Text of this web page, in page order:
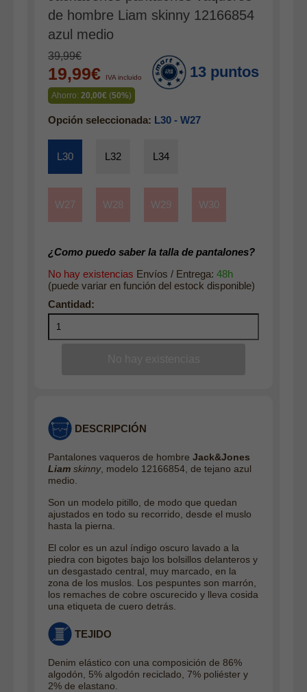
Gabardina verano hombre
Pana mujer
Ropa interior
de hombre Liam skinny 12166854
azul medio
39,99€
19,99€ IVA incluido
Ahorro: 20,00€ (50%)
13 puntos
Opción seleccionada: L30 - W27
L30 L32 L34
W27 W28 W29 W30
¿Como puedo saber la talla de pantalones?
No hay existencias Envíos / Entrega: 48h
(puede variar en función del estock disponible)
DESCRIPCIÓN
Pantalones vaqueros de hombre Jack&Jones
Liam skinny, modelo 12166854, de tejano azul
medio.
Son un modelo pitillo, de modo que quedan
ajustados en todo su recorrido, desde el muslo
hasta la pierna.
El color es un azul índigo oscuro lavado a la
piedra con bigotes bajo los bolsillos delanteros y
un desgastado central, muy marcado, en la
zona de los muslos. Los pespuntes son marrón,
los remaches de cobre oscurecido y lleva cosida
una etiqueta de cuero detrás.
TEJIDO
Denim elástico con una composición de 86%
algodón, 5% algodón reciclado, 7% poliéster y
2% de elastano.